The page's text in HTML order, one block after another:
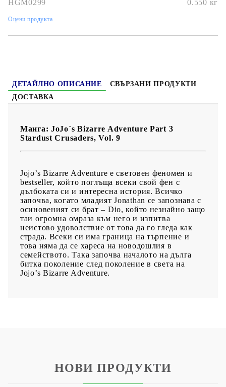
Дата на издаване:
Жанр:Action, Adventure, Shounen, Supernatural
HGM0299 0.550 кг
Оцени продукта
ДЕТАЙЛНО ОПИСАНИЕ
СВЪРЗАНИ ПРОДУКТИ
ДОСТАВКА
Манга: JoJo`s Bizarre Adventure Part 3
Stardust Crusaders, Vol. 9
Jojo’s Bizarre Adventure е световен феномен и
bestseller, който поглъща всеки свой фен с
дълбоката си и интересна история. Всичко
започва, когато младият Jonathan се запознава с
осиновеният си брат – Dio, който незнайно защо
таи огромна омраза към него и изпитва
неистово удоволствие от това да го гледа как
страда. Всеки си има граница на търпение и
това няма да се хареса на новодошлия в
семейството. Така започва началото на дълга
битка поколение след поколение в света на
Jojo’s Bizarre Adventure.
НОВИ ПРОДУКТИ